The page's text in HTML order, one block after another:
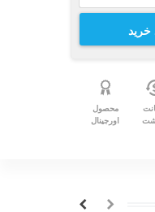
خرید
محصول
اورجینال